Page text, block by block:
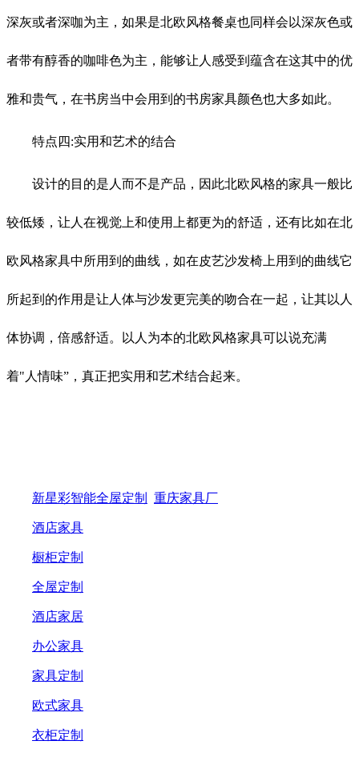
深灰或者深咖为主，如果是北欧风格餐桌也同样会以深灰色或
者带有醇香的咖啡色为主，能够让人感受到蕴含在这其中的优
雅和贵气，在书房当中会用到的书房家具颜色也大多如此。
特点四:实用和艺术的结合
设计的目的是人而不是产品，因此北欧风格的家具一般比
较低矮，让人在视觉上和使用上都更为的舒适，还有比如在北
欧风格家具中所用到的曲线，如在皮艺沙发椅上用到的曲线它
所起到的作用是让人体与沙发更完美的吻合在一起，让其以人
体协调，倍感舒适。以人为本的北欧风格家具可以说充满
着"人情味”，真正把实用和艺术结合起来。
新星彩智能全屋定制 重庆家具厂
酒店家具
橱柜定制
全屋定制
酒店家居
办公家具
家具定制
欧式家具
衣柜定制